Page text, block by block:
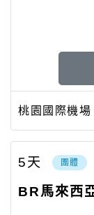
桃園國際機場
團體
5天
BR馬來西